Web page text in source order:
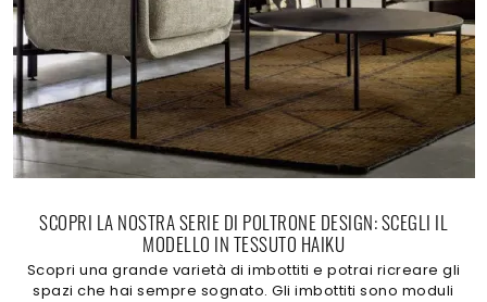
SCOPRI LA NOSTRA SERIE DI POLTRONE DESIGN: SCEGLI IL
MODELLO IN TESSUTO HAIKU
Scopri una grande varietà di imbottiti e potrai ricreare gli
spazi che hai sempre sognato. Gli imbottiti sono moduli